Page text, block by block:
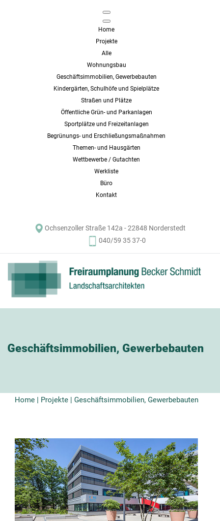
Home
Projekte
Alle
Wohnungsbau
Geschäftsimmobilien, Gewerbebauten
Kindergärten, Schulhöfe und Spielplätze
Straßen und Plätze
Öffentliche Grün- und Parkanlagen
Sportplätze und Freizeitanlagen
Begrünungs- und Erschließungsmaßnahmen
Themen- und Hausgärten
Wettbewerbe / Gutachten
Werkliste
Büro
Kontakt
Ochsenzoller Straße 142a - 22848 Norderstedt
040/59 35 37-0
WERKLISTE
Geschäftsimmobilien, Gewerbebauten
Home | Projekte | Geschäftsimmobilien, Gewerbebauten